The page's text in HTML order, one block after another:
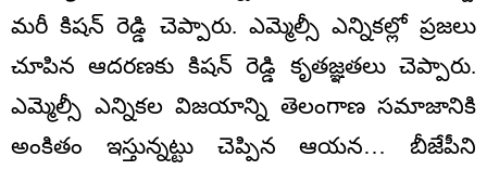
మరీ కిషన్ రెడ్డి చెప్పారు. ఎమ్మెల్సీ ఎన్నికల్లో ప్రజలు
చూపిన ఆదరణకు కిషన్ రెడ్డి కృతజ్ఞతలు చెప్పారు.
ఎమ్మెల్సీ ఎన్నికల విజయాన్ని తెలంగాణ సమాజానికి
అంకితం ఇస్తున్నట్టు చెప్పిన ఆయన… బీజేపీని